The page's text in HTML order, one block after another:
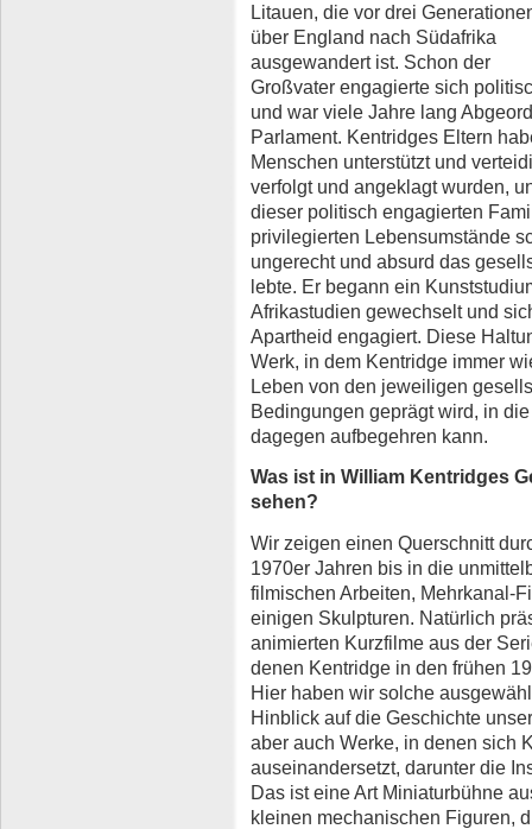
Litauen, die vor drei
über England nach Südafrika
ausgewandert ist. Schon der
Großvater engagierte sich
und war viele Jahre lang
Parlament. Kentridges Eltern
Menschen unterstützt und
verfolgt und angeklagt wurden,
dieser politisch engagierten
privilegierten Lebensumstände
ungerecht und absurd das
lebte. Er begann ein
Afrikastudien gewechselt und
Apartheid engagiert. Diese
Werk, in dem Kentridge immer
Leben von den jeweiligen
Bedingungen geprägt wird, in
dagegen aufbegehren kann.
Was ist in William Kentridges
sehen?
Wir zeigen einen Querschnitt
1970er Jahren bis in die
filmischen Arbeiten, Mehrkanal-
einigen Skulpturen. Natürlich
animierten Kurzfilme aus der
denen Kentridge in den frühen
Hier haben wir solche
Hinblick auf die Geschichte
aber auch Werke, in denen sich
auseinandersetzt, darunter die
Das ist eine Art Miniaturbühne
kleinen mechanischen Figuren,